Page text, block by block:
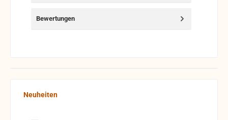
Bewertungen
Produktgalerie überspringen
Neuheiten